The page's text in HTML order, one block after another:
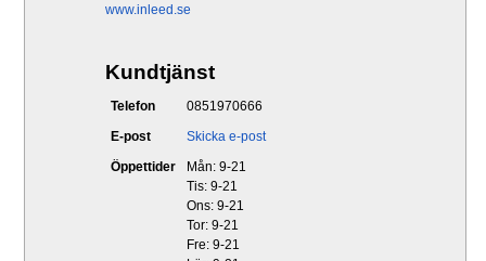
www.inleed.se
Kundtjänst
Telefon
0851970666
E-post
Skicka e-post
Öppettider
Mån: 9-21
Tis: 9-21
Ons: 9-21
Tor: 9-21
Fre: 9-21